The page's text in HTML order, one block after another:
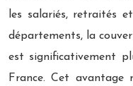
les salariés, retraités
départements, la
est significativement
France. Cet avantage